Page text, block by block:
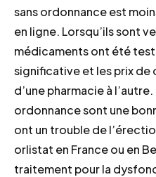
sans ordonnance est
en ligne. Lorsqu’ils sont
médicaments ont été
significative et les prix de
d’une pharmacie à
ordonnance sont une
ont un trouble de
orlistat en France ou en
traitement pour la